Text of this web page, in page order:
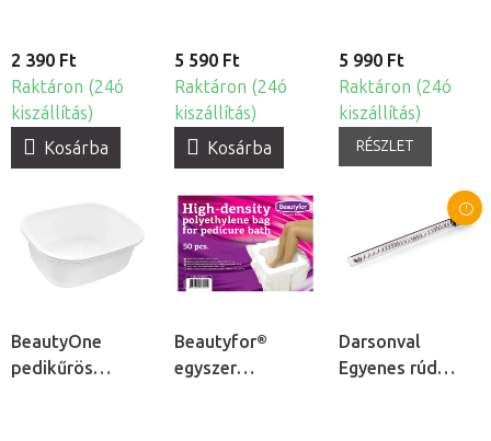
2 390 Ft
Raktáron (24ó
kiszállítás)
Kosárba
5 590 Ft
Raktáron (24ó
kiszállítás)
Kosárba
5 990 Ft
Raktáron (24ó
kiszállítás)
RÉSZLET
BeautyOne
pedikűrös
Beautyfor®
egyszer
Darsonval
Egyenes rúd